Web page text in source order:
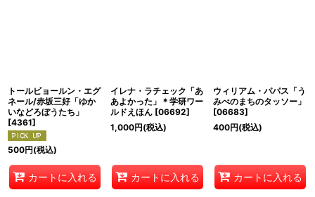
トールビョールン・エグ
ネール/赤坂三好「ゆか
いなどろぼうたち」
[4361]
500円(税込)
カートに入れる
イレナ・ラチェック「あ
あよかった」＊学研ワー
ルドえほん [06692]
1,000円(税込)
カートに入れる
ウィリアム・パパス「う
みべのまちのタッソー」
[06683]
400円(税込)
カートに入れる